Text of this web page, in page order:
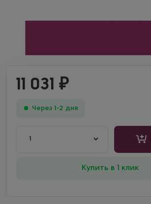
11 031 ₽
Через 1-2 дня
1
Купить в 1 клик